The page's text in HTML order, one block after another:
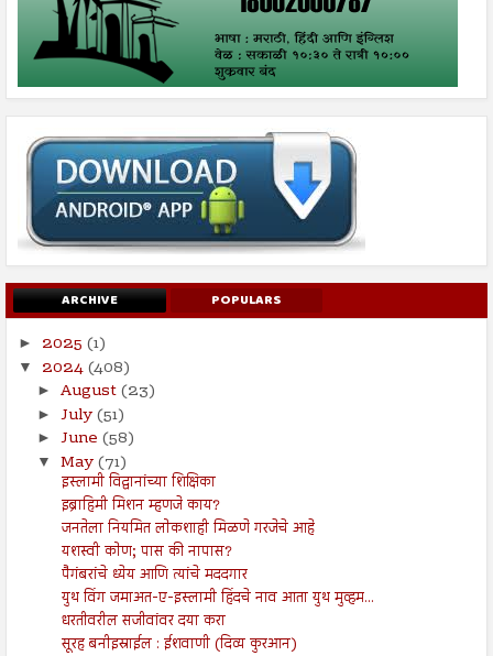
ARCHIVE POPULARS
► 2025 (1)
▼ 2024(408)
► August(23)
► July(51)
► June (58)
▼ May(71)
इस्लामी विद्वानांच्या शिक्षिका
इब्राहिमी मिशन म्हणजे काय?
जनतेला नियमित लोकशाही मिळणे गरजेचे आहे
यशस्वी कोण; पास की नापास?
पैगंबरांचे ध्येय आणि त्यांचे मददगार
युथ विंग जमाअत-ए-इस्लामी हिंदचे नाव आता युथ मुव्हम...
धरतीवरील सजीवांवर दया करा
सूरह बनीइस्राईल : ईशवाणी (दिव्य कुरआन)